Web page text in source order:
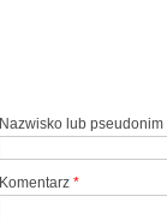
Nazwisko lub pseudonim
Komentarz *